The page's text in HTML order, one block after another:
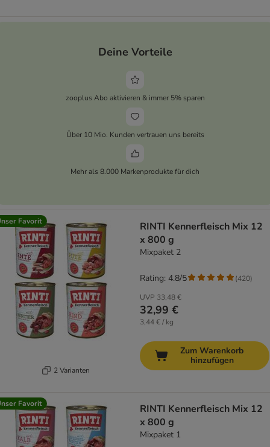
Deine Vorteile
zooplus Abo aktivieren & immer 5% sparen
Über 10 Mio. Kunden vertrauen uns bereits
Mehr als 8.000 Markenprodukte für dich
Favorit
2 Varianten
RINTI Kennerfleisch Mix 12
x 800 g
Mixpaket 2
UVP 33,48 €
32,99 €
3,44 € / kg
Rating: 4.8/5 (420)
Zum Warenkorb
hinzufügen
Favorit
RINTI Kennerfleisch Mix 12
x 800 g
Mixpaket 1